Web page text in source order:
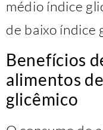
médio índice
de baixo índice
Benefícios
alimentos
glicêmico